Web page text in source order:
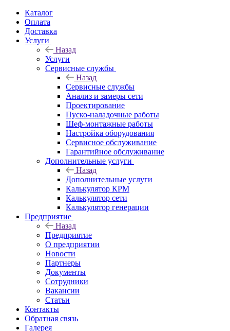
Каталог
Оплата
Доставка
Услуги
Назад
Услуги
Сервисные службы
Назад
Сервисные службы
Анализ и замеры сети
Проектирование
Пуско-наладочные работы
Шеф-монтажные работы
Настройка оборудования
Сервисное обслуживание
Гарантийное обслуживание
Дополнительные услуги
Назад
Дополнительные услуги
Калькулятор КРМ
Калькулятор сети
Калькулятор генерации
Предприятие
Назад
Предприятие
О предприятии
Новости
Партнеры
Документы
Сотрудники
Вакансии
Статьи
Контакты
Обратная связь
Галерея